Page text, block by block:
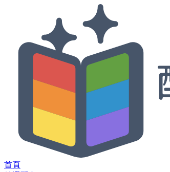
首頁